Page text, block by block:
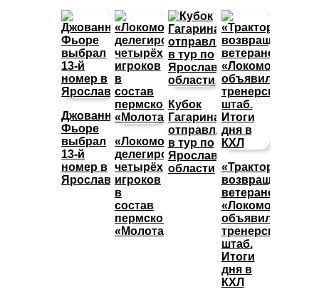
Джованни
Фьоре
выбрал
13-й
номер в
Ярославле
«Локомотив»
делегировал
четырёх
игроков
в
состав
пермского
«Молота»
Кубок
Гагарина
отправляется
в тур по
Ярославской
области «Трактор»
возвращает
ветеранов,
«Локомотив»
объявил
тренерский
штаб.
Итоги
дня в
КХЛ